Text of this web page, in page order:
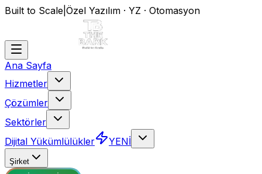
Built to Scale Özel Yazılım · YZ · Otomasyon
Ana Sayfa
Hizmetler
Çözümler
Sektörler
Dijital Yükümlülükler
YENİ
Şirket